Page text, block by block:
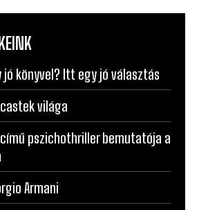
jó könyvel? Itt egy jó választás
világa
pszichothriller bemutatója a
Armani